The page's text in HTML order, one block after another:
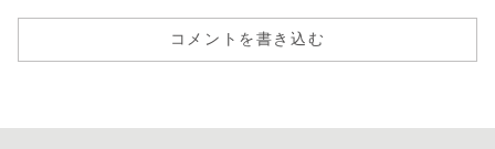
コメントを書き込む